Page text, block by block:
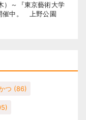
）～『東京藝術大学
催中。 上野公園
つ (86)